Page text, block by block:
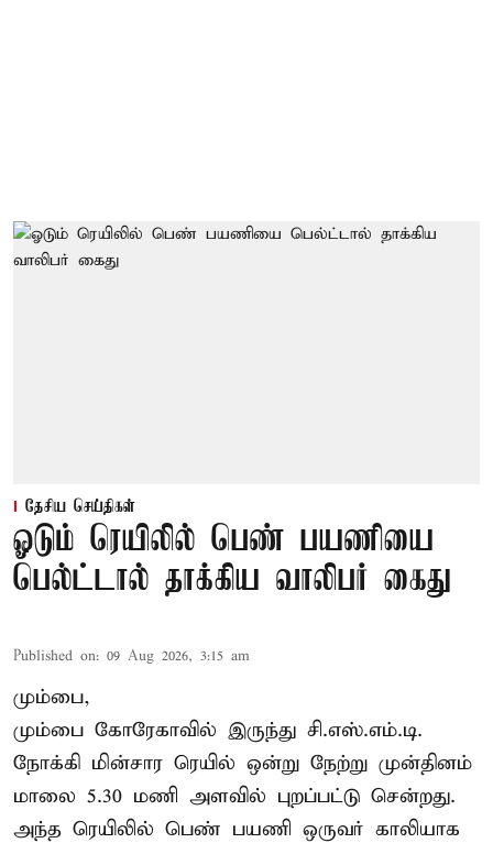
தேசிய செய்திகள்
ஓடும் ரெயிலில் பெண் பயணியை
பெல்ட்டால் தாக்கிய வாலிபர் கைது
Published on: 09 Aug 2026, 3:15 am
மும்பை,
மும்பை கோரேகாவில் இருந்து சி.எஸ்.எம்.டி.
நோக்கி மின்சார ரெயில் ஒன்று நேற்று முன்தினம்
மாலை 5.30 மணி அளவில் புறப்பட்டு சென்றது.
அந்த ரெயிலில் பெண் பயணி ஒருவர் காலியாக